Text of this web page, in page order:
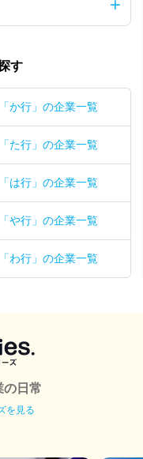
す
「か行」の企業一覧
「た行」の企業一覧
「は行」の企業一覧
「や行」の企業一覧
「わ行」の企業一覧
の日常
を見る